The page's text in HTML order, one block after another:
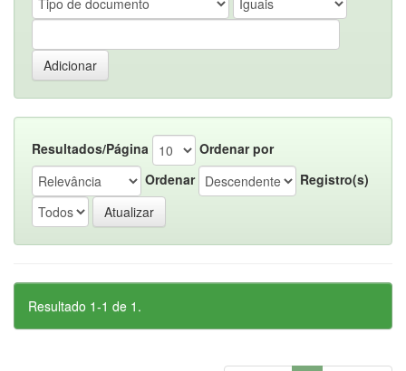
Resultados/Página
Ordenar por
Ordenar
Registro(s)
Resultado 1-1 de 1.